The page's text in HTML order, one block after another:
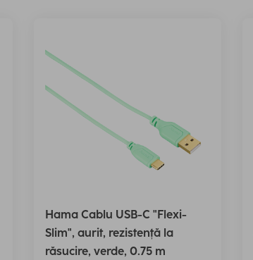
Hama Cablu USB-C "Flexi-
Slim", aurit, rezistență la
răsucire, verde, 0.75 m